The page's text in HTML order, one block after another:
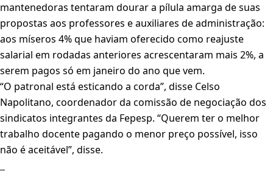
mantenedoras tentaram dourar a pílula amarga de suas
propostas aos professores e auxiliares de administração:
aos míseros 4% que haviam oferecido como reajuste
salarial em rodadas anteriores acrescentaram mais 2%, a
serem pagos só em janeiro do ano que vem.
“O patronal está esticando a corda”, disse Celso
Napolitano, coordenador da comissão de negociação dos
sindicatos integrantes da Fepesp. “Querem ter o melhor
trabalho docente pagando o menor preço possível, isso
não é aceitável”, disse.